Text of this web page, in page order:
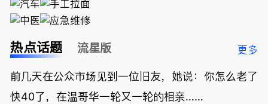
热点话题 流星版 更多
前几天在公众市场见到一位旧友，她说：你怎么老了
快40了，在温哥华一轮又一轮的相亲……